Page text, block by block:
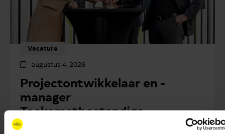
Vacature
augustus 4, 2026
Projectontwikkelaar en -
manager
Toekomstbestendige
Energiesystemen (0.8-1 fte)